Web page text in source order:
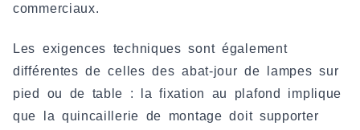
commerciaux.
Les exigences techniques sont également
différentes de celles des abat-jour de lampes sur
pied ou de table : la fixation au plafond implique
que la quincaillerie de montage doit supporter